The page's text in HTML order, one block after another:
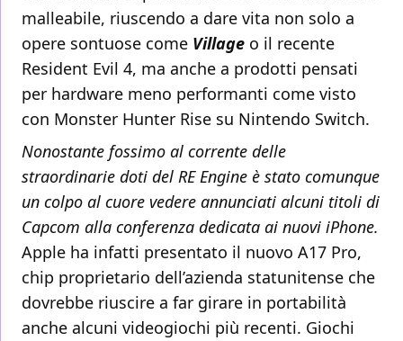
malleabile, riuscendo a dare vita non solo a
opere sontuose come Village o il recente
Resident Evil 4, ma anche a prodotti pensati
per hardware meno performanti come visto
con Monster Hunter Rise su Nintendo Switch.
Nonostante fossimo al corrente delle
straordinarie doti del RE Engine è stato comunque
un colpo al cuore vedere annunciati alcuni titoli di
Capcom alla conferenza dedicata ai nuovi iPhone.
Apple ha infatti presentato il nuovo A17 Pro,
chip proprietario dell’azienda statunitense che
dovrebbe riuscire a far girare in portabilità
anche alcuni videogiochi più recenti. Giochi